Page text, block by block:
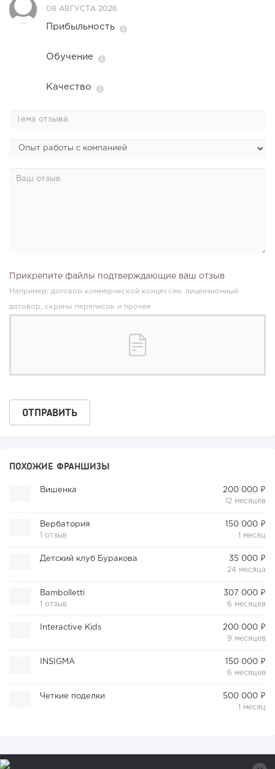
08 АВГУСТА 2026
Прибыльность
Обучение
Качество
Прикрепите файлы подтверждающие ваш отзыв
Например: договор коммерческой концессии, лицензионный
договор, скрины переписок и прочее
ПОХОЖИЕ ФРАНШИЗЫ
Вишенка
200 000 ₽
12 месяцев
Вербатория
1 отзыв
150 000 ₽
1 месяц
Детский клуб Буракова
35 000 ₽
24 месяца
Bambolletti
1 отзыв
307 000 ₽
6 месяцев
Interactive Kids
200 000 ₽
9 месяцев
INSIGMA
150 000 ₽
6 месяцев
Четкие поделки
500 000 ₽
1 месяц